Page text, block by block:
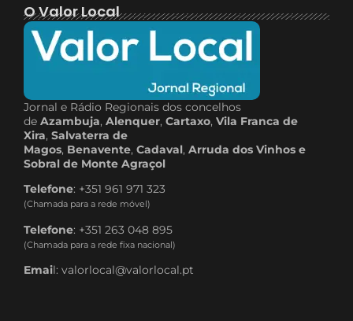
O Valor Local
Jornal e Rádio Regionais dos concelhos
de Azambuja, Alenquer, Cartaxo, Vila Franca de
Xira, Salvaterra de
Magos, Benavente, Cadaval, Arruda dos Vinhos e
Sobral de Monte Agraçol
Telefone: +351 961 971 323
(Chamada para a rede móvel)
Telefone: +351 263 048 895
(Chamada para a rede fixa nacional)
Email: valorlocal@valorlocal.pt